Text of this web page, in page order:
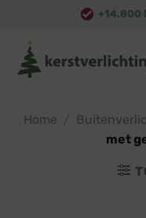
content
+14.800
Home
met